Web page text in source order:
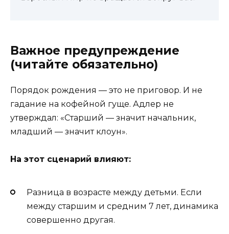
Важное предупреждение
(читайте обязательно)
Порядок рождения — это не приговор. И не
гадание на кофейной гуще. Адлер не
утверждал: «Старший — значит начальник,
младший — значит клоун».
На этот сценарий влияют:
Разница в возрасте между детьми. Если
между старшим и средним 7 лет, динамика
совершенно другая.